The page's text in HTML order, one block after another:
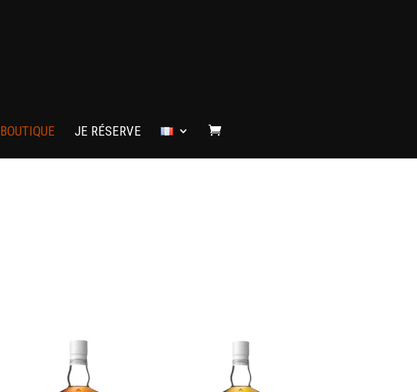
BOUTIQUE JE RÉSERVE